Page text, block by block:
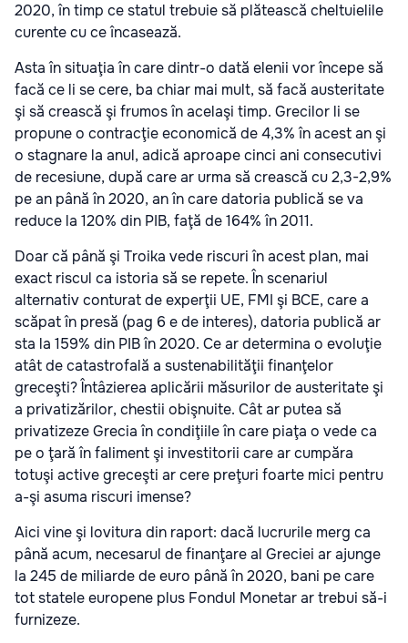
2020, în timp ce statul trebuie să plătească cheltuielile
curente cu ce încasează.
Asta în situaţia în care dintr-o dată elenii vor începe să
facă ce li se cere, ba chiar mai mult, să facă austeritate
şi să crească şi frumos în acelaşi timp. Grecilor li se
propune o contracţie economică de 4,3% în acest an şi
o stagnare la anul, adică aproape cinci ani consecutivi
de recesiune, după care ar urma să crească cu 2,3-2,9%
pe an până în 2020, an în care datoria publică se va
reduce la 120% din PIB, faţă de 164% în 2011.
Doar că până şi Troika vede riscuri în acest plan, mai
exact riscul ca istoria să se repete. În scenariul
alternativ conturat de experţii UE, FMI şi BCE, care a
scăpat în presă (pag 6 e de interes), datoria publică ar
sta la 159% din PIB în 2020. Ce ar determina o evoluţie
atât de catastrofală a sustenabilităţii finanţelor
greceşti? Întâzierea aplicării măsurilor de austeritate şi
a privatizărilor, chestii obişnuite. Cât ar putea să
privatizeze Grecia în condiţiile în care piaţa o vede ca
pe o ţară în faliment şi investitorii care ar cumpăra
totuşi active greceşti ar cere preţuri foarte mici pentru
a-şi asuma riscuri imense?
Aici vine şi lovitura din raport: dacă lucrurile merg ca
până acum, necesarul de finanţare al Greciei ar ajunge
la 245 de miliarde de euro până în 2020, bani pe care
tot statele europene plus Fondul Monetar ar trebui să-i
furnizeze.